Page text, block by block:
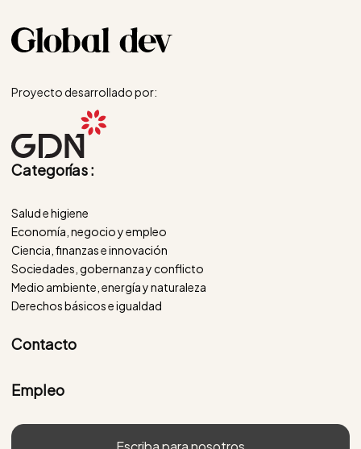
Proyecto desarrollado por:
Categorías :
Salud e higiene
Economía, negocio y empleo
Ciencia, finanzas e innovación
Sociedades, gobernanza y conflicto
Medio ambiente, energía y naturaleza
Derechos básicos e igualdad
Contacto
Empleo